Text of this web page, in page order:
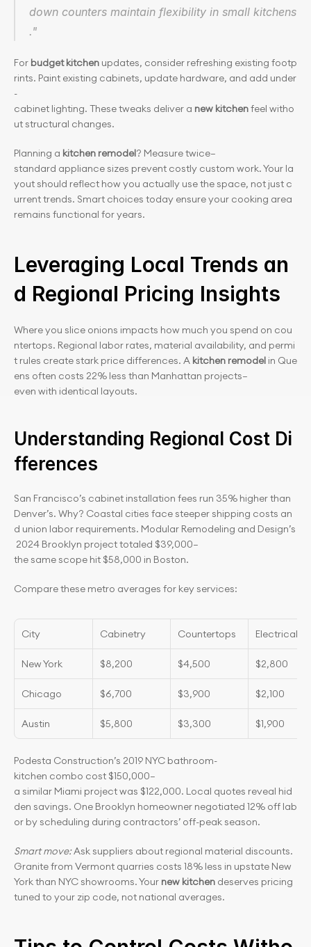
down counters maintain flexibility in small kitchens
."
For budget kitchen updates, consider refreshing existing footp
rints. Paint existing cabinets, update hardware, and add under
-
cabinet lighting. These tweaks deliver a new kitchen feel witho
ut structural changes.
Planning a kitchen remodel? Measure twice—
standard appliance sizes prevent costly custom work. Your la
yout should reflect how you actually use the space, not just c
urrent trends. Smart choices today ensure your cooking area
remains functional for years.
Leveraging Local Trends an
d Regional Pricing Insights
Where you slice onions impacts how much you spend on cou
ntertops. Regional labor rates, material availability, and permi
t rules create stark price differences. A kitchen remodel in Que
ens often costs 22% less than Manhattan projects—
even with identical layouts.
Understanding Regional Cost Di
fferences
San Francisco’s cabinet installation fees run 35% higher than
Denver’s. Why? Coastal cities face steeper shipping costs an
d union labor requirements. Modular Remodeling and Design’s
2024 Brooklyn project totaled $39,000—
the same scope hit $58,000 in Boston.
Compare these metro averages for key services:
City Cabinetry Countertops Electrical
New York $8,200 $4,500 $2,800
Chicago $6,700 $3,900 $2,100
Austin $5,800 $3,300 $1,900
Podesta Construction’s 2019 NYC bathroom-
kitchen combo cost $150,000—
a similar Miami project was $122,000. Local quotes reveal hid
den savings. One Brooklyn homeowner negotiated 12% off lab
or by scheduling during contractors’ off-peak season.
Smart move: Ask suppliers about regional material discounts.
Granite from Vermont quarries costs 18% less in upstate New
York than NYC showrooms. Your new kitchen deserves pricing
tuned to your zip code, not national averages.